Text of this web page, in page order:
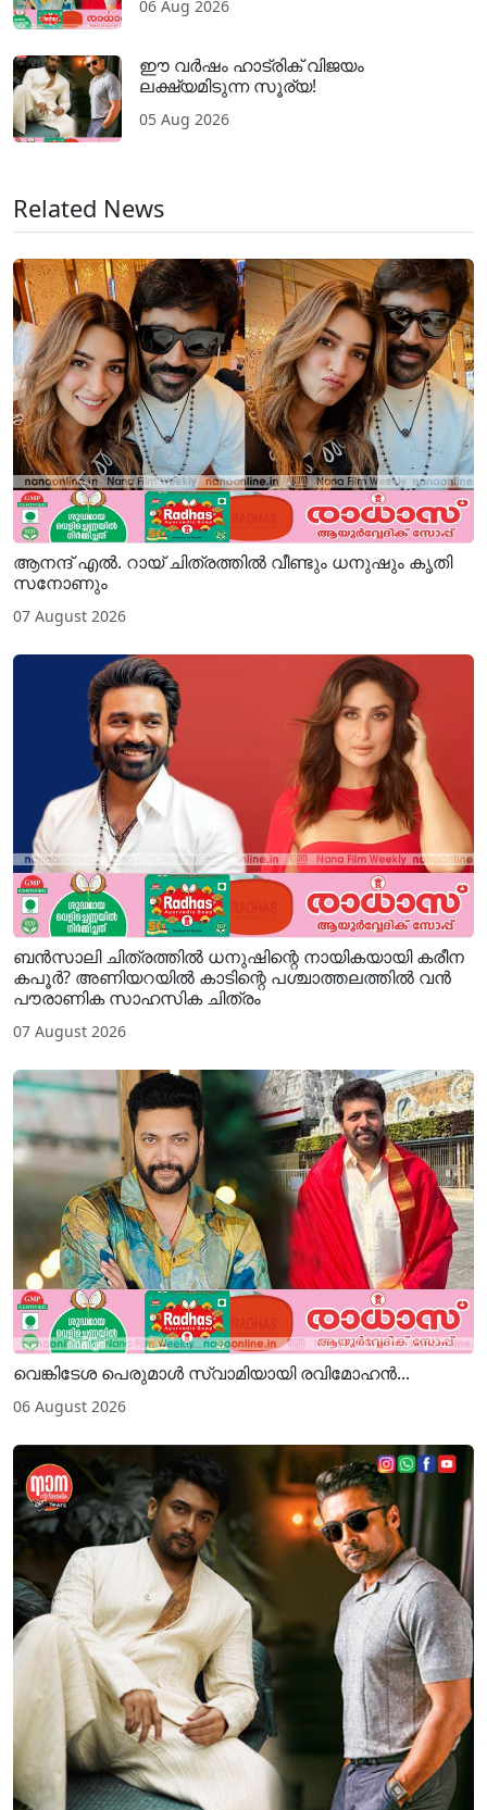
06 Aug 2026
ഈ വർഷം ഹാട്രിക് വിജയം
ലക്ഷ്യമിടുന്ന സൂര്യ!
05 Aug 2026
Related News
ആനന്ദ് എൽ. റായ് ചിത്രത്തിൽ വീണ്ടും ധനുഷും കൃതി
സനോണും
07 August 2026
ബൻസാലി ചിത്രത്തിൽ ധനുഷിന്റെ നായികയായി കരീന
കപൂർ? അണിയറയിൽ കാടിന്റെ പശ്ചാത്തലത്തിൽ വൻ
പൗരാണിക സാഹസിക ചിത്രം
07 August 2026
വെങ്കിടേശ പെരുമാൾ സ്വാമിയായി രവിമോഹൻ...
06 August 2026